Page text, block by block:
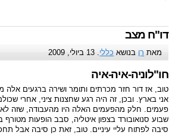
דו"ח מצב
מאת רן בנושא כללי. 13 ביולי, 2009
חו"לוניה-איה-איה
טוב, אז דור חזר מכרתים ותומר ושירה ברגעים אלה
אני בארץ. ובכן, זה היה רגע שחצנות ציני, אחרי
פעמים. חלק מהפעמים האלה היו מהעבודה, שזה לא
שבוע סנואובורד בצפון איטליה, סבב הופעות
סיבה לפתוח עליי עיניים. טוב, זאת כן סיבה אבל